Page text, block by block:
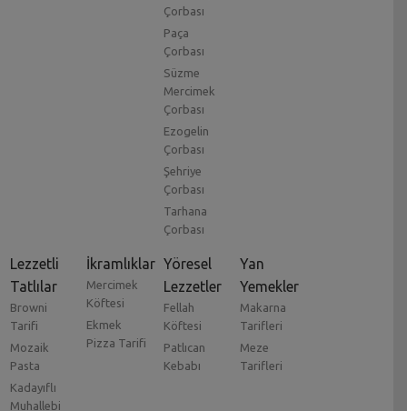
Çorbası
Paça
Çorbası
Süzme
Mercimek
Çorbası
Ezogelin
Çorbası
Şehriye
Çorbası
Tarhana
Çorbası
Lezzetli
Tatlılar
Browni
Tarifi
Mozaik
Pasta
Kadayıflı
Muhallebi
İkramlıklar
Mercimek
Köftesi
Ekmek
Pizza Tarifi
Yöresel
Lezzetler
Fellah
Köftesi
Patlıcan
Kebabı
Yan
Yemekler
Makarna
Tarifleri
Meze
Tarifleri